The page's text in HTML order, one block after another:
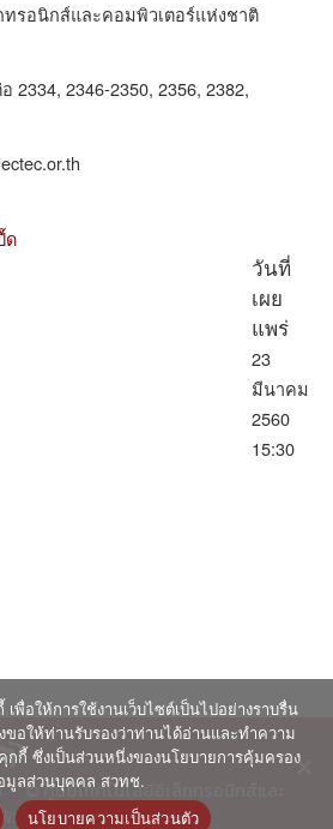
รอนิกส์และคอมพิวเตอร์แห่งชาติ
2334, 2346-2350, 2356, 2382,
ด
วันที่
เผย
แพร่
23
มีนาคม
2560
15:30
© ศูนย์เทคโนโลยีอิเล็กทรอนิกส์และ
วเตอร์แห่งชาติ 2563
พื่อให้การใช้งานเว็บไซต์เป็นไปอย่างราบรื่น
ขอให้ท่านรับรองว่าท่านได้อ่านและทำความ
กกี้ ซึ่งเป็นส่วนหนึ่งของนโยบายการคุ้มครอง
มูลส่วนบุคคล สวทช.
นโยบายความเป็นส่วนตัว